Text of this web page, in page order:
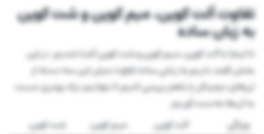
تفاوت آلت کوین، میم کوین و شت کوین
به زبان ساده
تا اینجا با آلت کوین، میم کوین و شت کوین آشنا شدیم. در این
بخش قصد داریم به زبانی ساده تفاوت میان این سه دسته از
ارزهای دیجیتال را باهم بررسی کنیم تا بتوانیم درک بهتری نسبت
به آن‌ها به‌دست آوریم.
ویژگی
آلت کوین میم کوین شت کوین